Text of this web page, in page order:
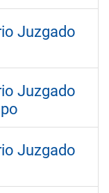
Juzgado
Juzgado
Juzgado